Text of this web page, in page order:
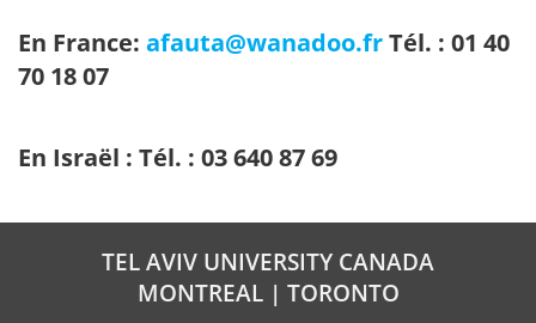
En France: afauta@wanadoo.frTél. : 01 40
70 18 07
En Israël : Tél. : 03 640 87 69
TEL AVIV UNIVERSITY CANADA
MONTREAL | TORONTO